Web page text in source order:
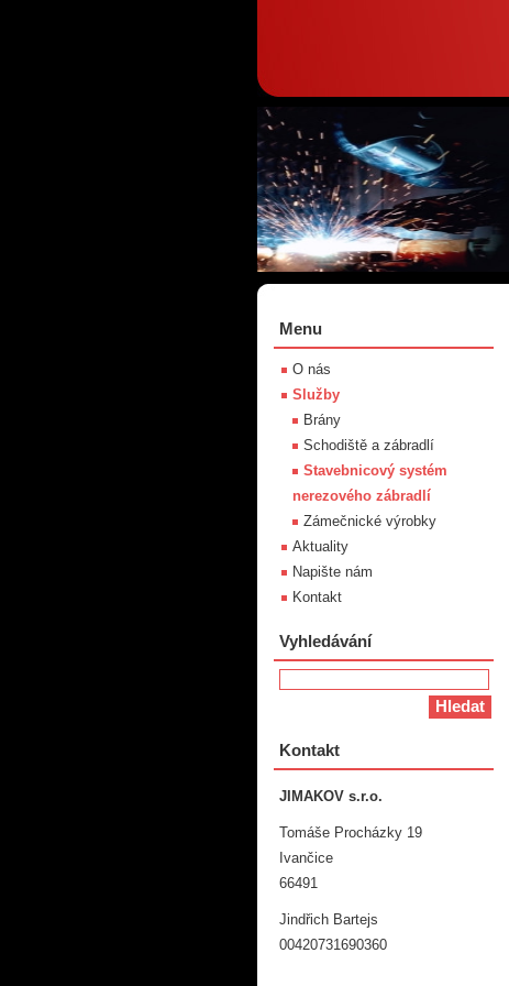
Menu
O nás
Služby
Brány
Schodiště a zábradlí
Stavebnicový systém
nerezového zábradlí
Zámečnické výrobky
Aktuality
Napište nám
Kontakt
Vyhledávání
Kontakt
JIMAKOV s.r.o.
Tomáše Procházky 19
Ivančice
66491
Jindřich Bartejs
00420731690360